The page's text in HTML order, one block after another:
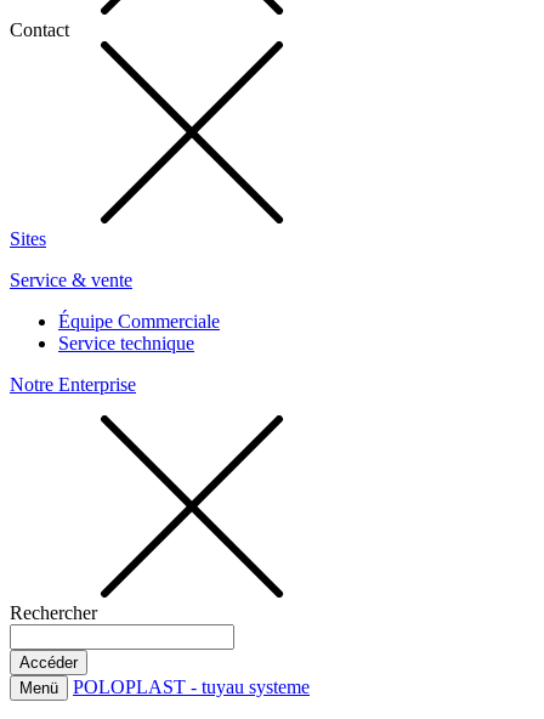
Contact
Sites
Service & vente
Équipe Commerciale
Service technique
Notre Enterprise
Rechercher
Menü POLOPLAST - tuyau systeme